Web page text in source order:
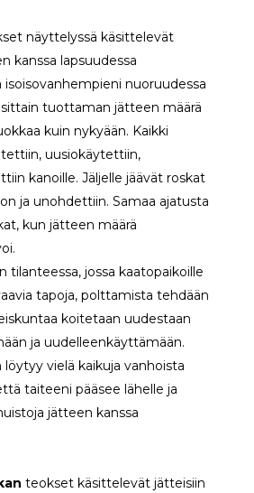
näyttelyssä käsittelevät
kanssa lapsuudessa
isoisovanhempieni nuoruudessa
tuottaman jätteen määrä
kuin nykyään. Kaikki
uusiokäytettiin,
kanoille. Jäljelle jäävät roskat
ja unohdettiin. Samaa ajatusta
kun jätteen määrä
tilanteessa, jossa kaatopaikoille
tapoja, polttamista tehdään
koitetaan uudestaan
ja uudelleenkäyttämään.
vielä kaikuja vanhoista
taiteeni pääsee lähelle ja
jätteen kanssa
teokset käsittelevät jätteisiin